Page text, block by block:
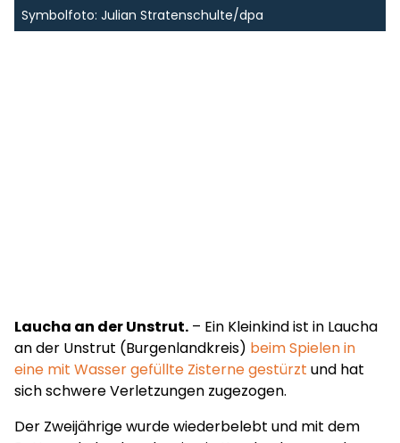
Symbolfoto: Julian Stratenschulte/dpa
Laucha an der Unstrut. – Ein Kleinkind ist in Laucha
an der Unstrut (Burgenlandkreis) beim Spielen in
eine mit Wasser gefüllte Zisterne gestürzt und hat
sich schwere Verletzungen zugezogen.
Der Zweijährige wurde wiederbelebt und mit dem